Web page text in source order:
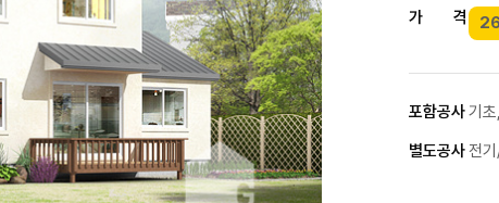
가 격
포함공사기
별도공사전